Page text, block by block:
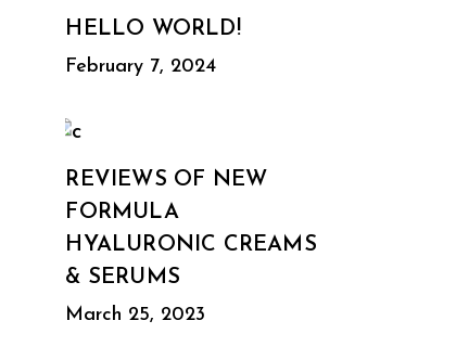
HELLO WORLD!
February 7, 2024
REVIEWS OF NEW
FORMULA
HYALURONIC CREAMS
& SERUMS
March 25, 2023